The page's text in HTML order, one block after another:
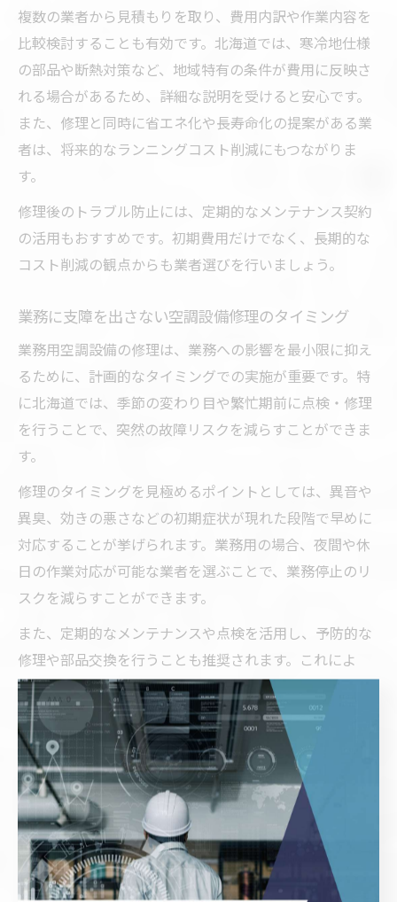
複数の業者から見積もりを取り、費用内訳や作業内容を
比較検討することも有効です。北海道では、寒冷地仕様
の部品や断熱対策など、地域特有の条件が費用に反映さ
れる場合があるため、詳細な説明を受けると安心です。
また、修理と同時に省エネ化や長寿命化の提案がある業
者は、将来的なランニングコスト削減にもつながりま
す。
修理後のトラブル防止には、定期的なメンテナンス契約
の活用もおすすめです。初期費用だけでなく、長期的な
コスト削減の観点からも業者選びを行いましょう。
業務に支障を出さない空調設備修理のタイミング
業務用空調設備の修理は、業務への影響を最小限に抑え
るために、計画的なタイミングでの実施が重要です。特
に北海道では、季節の変わり目や繁忙期前に点検・修理
を行うことで、突然の故障リスクを減らすことができま
す。
修理のタイミングを見極めるポイントとしては、異音や
異臭、効きの悪さなどの初期症状が現れた段階で早めに
対応することが挙げられます。業務用の場合、夜間や休
日の作業対応が可能な業者を選ぶことで、業務停止のリ
スクを減らすことができます。
また、定期的なメンテナンスや点検を活用し、予防的な
修理や部品交換を行うことも推奨されます。これによ
り、業務効率を維持しながら、長期的な設備運用が可能
となります。
空調設備修理後のアフターサービスの重要性を解説
空調設備修理後のアフターサービスは、設備の長寿命化
やトラブル再発防止に不可欠です。北海道のような気候
条件下では、修理後の定期点検やメンテナンスが特に重
要となります。アフターサービスの内容や対応力を事前